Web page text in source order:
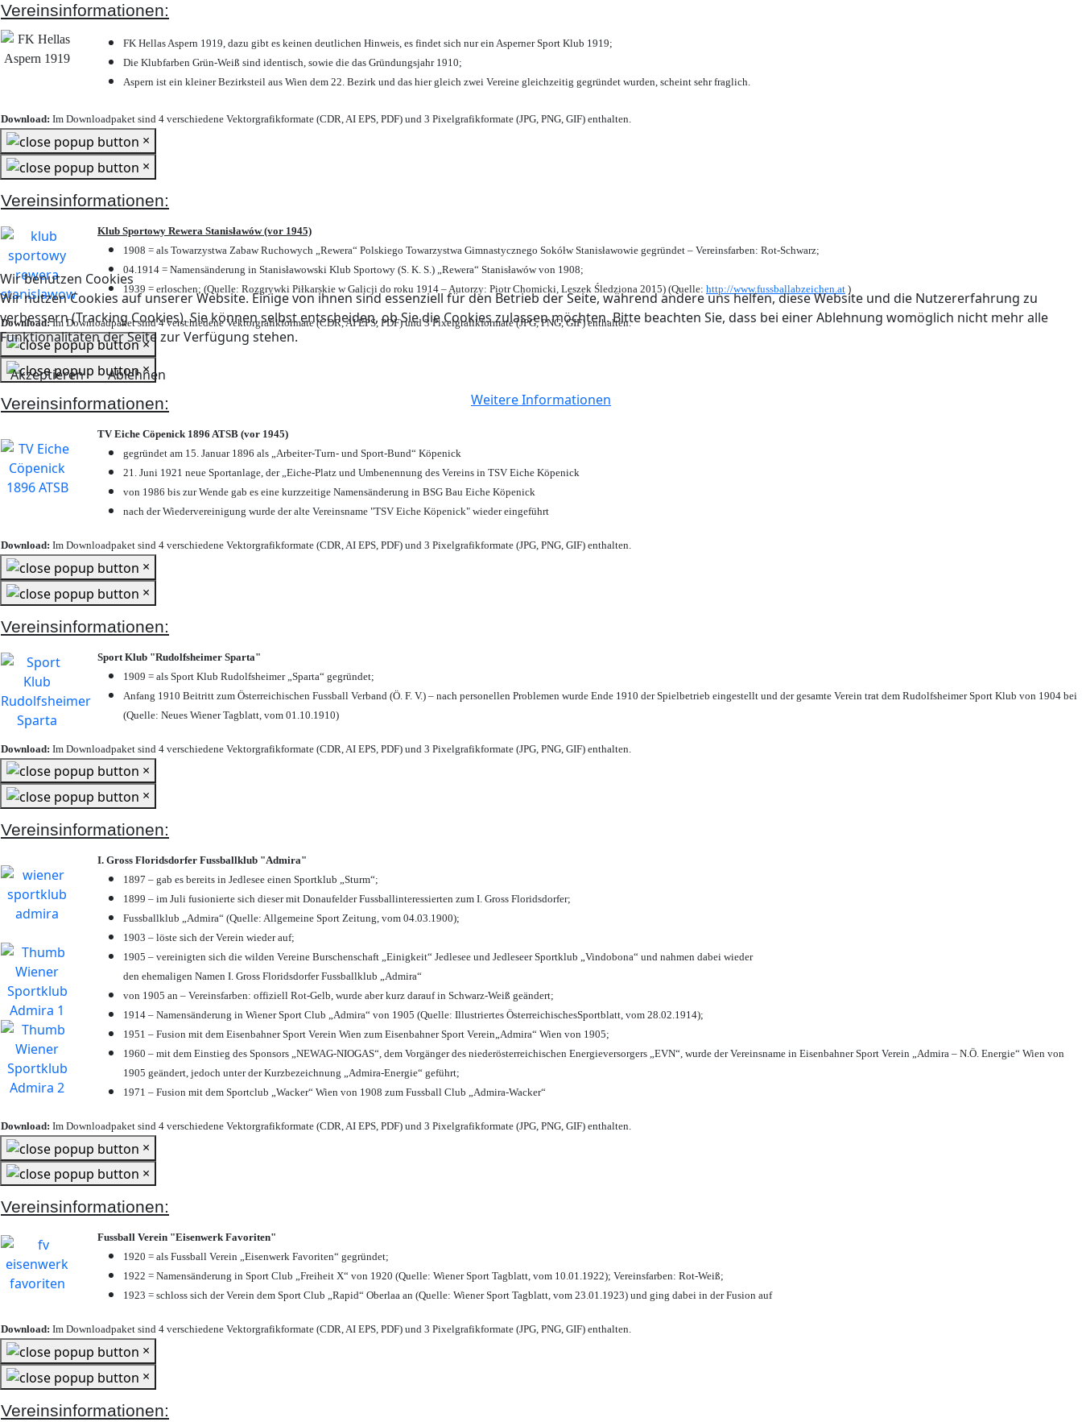
Wir benutzen Cookies
Wir nutzen Cookies auf unserer Website. Einige von ihnen sind essenziell für den Betrieb der Seite, während andere uns helfen, diese Website und die Nutzererfahrung zu
verbessern (Tracking Cookies). Sie können selbst entscheiden, ob Sie die Cookies zulassen möchten. Bitte beachten Sie, dass bei einer Ablehnung womöglich nicht mehr alle
Funktionalitäten der Seite zur Verfügung stehen.
Akzeptieren
Ablehnen
Weitere Informationen
Vereinsinformationen:
FK Hellas Aspern 1919, dazu gibt es keinen deutlichen Hinweis, es findet sich nur ein Asperner Sport Klub 1919;
Die Klubfarben Grün-Weiß sind identisch, sowie die das Gründungsjahr 1910;
Aspern ist ein kleiner Bezirksteil aus Wien dem 22. Bezirk und das hier gleich zwei Vereine gleichzeitig gegründet wurden, scheint sehr fraglich.
Download: Im Downloadpaket sind 4 verschiedene Vektorgrafikformate (CDR, AI EPS, PDF) und 3 Pixelgrafikformate (JPG, PNG, GIF) enthalten.
×
×
Vereinsinformationen:
Klub Sportowy Rewera Stanisławów (vor 1945)
1908 = als Towarzystwa Zabaw Ruchowych „Rewera“ Polskiego Towarzystwa Gimnastycznego Sokółw Stanisławowie gegründet – Vereinsfarben: Rot-Schwarz;
04.1914 = Namensänderung in Stanisławowski Klub Sportowy (S. K. S.) „Rewera“ Stanisławów von 1908;
1939 = erloschen; (Quelle: Rozgrywki Piłkarskie w Galicji do roku 1914 – Autorzy: Piotr Chomicki, Leszek Śledziona 2015) (Quelle: http://www.fussballabzeichen.at )
Download:Im Downloadpaket sind 4 verschiedene Vektorgrafikformate (CDR, AI EPS, PDF) und 3 Pixelgrafikformate (JPG, PNG, GIF) enthalten.
×
×
Vereinsinformationen:
TV Eiche Cöpenick 1896 ATSB (vor 1945)
gegründet am 15. Januar 1896 als „Arbeiter-Turn- und Sport-Bund“ Köpenick
21. Juni 1921 neue Sportanlage, der „Eiche-Platz und Umbenennung des Vereins in TSV Eiche Köpenick
von 1986 bis zur Wende gab es eine kurzzeitige Namensänderung in BSG Bau Eiche Köpenick
nach der Wiedervereinigung wurde der alte Vereinsname "TSV Eiche Köpenick" wieder eingeführt
Download: Im Downloadpaket sind 4 verschiedene Vektorgrafikformate (CDR, AI EPS, PDF) und 3 Pixelgrafikformate (JPG, PNG, GIF) enthalten.
×
×
Vereinsinformationen:
Sport Klub "Rudolfsheimer Sparta"
1909 = als Sport Klub Rudolfsheimer „Sparta“ gegründet;
Anfang 1910 Beitritt zum Österreichischen Fussball Verband (Ö. F. V.) – nach personellen Problemen wurde Ende 1910 der Spielbetrieb eingestellt und der gesamte Verein trat dem Rudolfsheimer Sport Klub von 1904 bei
(Quelle: Neues Wiener Tagblatt, vom 01.10.1910)
Download: Im Downloadpaket sind 4 verschiedene Vektorgrafikformate (CDR, AI EPS, PDF) und 3 Pixelgrafikformate (JPG, PNG, GIF) enthalten.
×
×
Vereinsinformationen:
I. Gross Floridsdorfer Fussballklub "Admira"
1897 – gab es bereits in Jedlesee einen Sportklub „Sturm“;
1899 – im Juli fusionierte sich dieser mit Donaufelder Fussballinteressierten zum I. Gross Floridsdorfer;
Fussballklub „Admira“ (Quelle: Allgemeine Sport Zeitung, vom 04.03.1900);
1903 – löste sich der Verein wieder auf;
1905 – vereinigten sich die wilden Vereine Burschenschaft „Einigkeit“ Jedlesee und Jedleseer Sportklub „Vindobona“ und nahmen dabei wieder
den ehemaligen Namen I. Gross Floridsdorfer Fussballklub „Admira“
von 1905 an – Vereinsfarben: offiziell Rot-Gelb, wurde aber kurz darauf in Schwarz-Weiß geändert;
1914 – Namensänderung in Wiener Sport Club „Admira“ von 1905 (Quelle: Illustriertes ÖsterreichischesSportblatt, vom 28.02.1914);
1951 – Fusion mit dem Eisenbahner Sport Verein Wien zum Eisenbahner Sport Verein„Admira“ Wien von 1905;
1960 – mit dem Einstieg des Sponsors „NEWAG-NIOGAS“, dem Vorgänger des niederösterreichischen Energieversorgers „EVN“, wurde der Vereinsname in Eisenbahner Sport Verein „Admira – N.Ö. Energie“ Wien von
1905 geändert, jedoch unter der Kurzbezeichnung „Admira-Energie“ geführt;
1971 – Fusion mit dem Sportclub „Wacker“ Wien von 1908 zum Fussball Club „Admira-Wacker“
Download: Im Downloadpaket sind 4 verschiedene Vektorgrafikformate (CDR, AI EPS, PDF) und 3 Pixelgrafikformate (JPG, PNG, GIF) enthalten.
×
×
Vereinsinformationen:
Fussball Verein "Eisenwerk Favoriten"
1920 = als Fussball Verein „Eisenwerk Favoriten“ gegründet;
1922 = Namensänderung in Sport Club „Freiheit X“ von 1920 (Quelle: Wiener Sport Tagblatt, vom 10.01.1922); Vereinsfarben: Rot-Weiß;
1923 = schloss sich der Verein dem Sport Club „Rapid“ Oberlaa an (Quelle: Wiener Sport Tagblatt, vom 23.01.1923) und ging dabei in der Fusion auf
Download: Im Downloadpaket sind 4 verschiedene Vektorgrafikformate (CDR, AI EPS, PDF) und 3 Pixelgrafikformate (JPG, PNG, GIF) enthalten.
×
×
Vereinsinformationen: